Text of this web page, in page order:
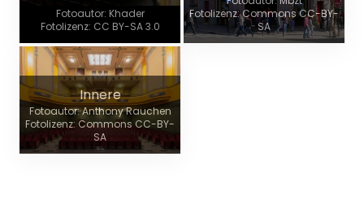
Fotoautor: Khader
Fotolizenz: CC BY-SA 3.0
Fotolizenz: Commons CC-BY-
SA
Innere
Fotoautor: Anthony Rauchen
Fotolizenz: Commons CC-BY-
SA